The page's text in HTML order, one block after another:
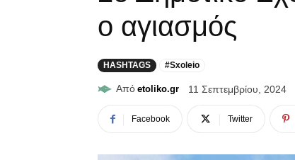
ο αγιασμός
HASHTAGS #Sxoleio
Από etoliko.gr 11 Σεπτεμβρίου, 2024
Facebook Twitter